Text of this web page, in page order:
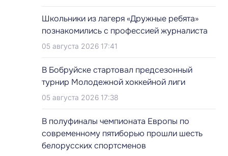
Школьники из лагеря «Дружные ребята»
познакомились с профессией журналиста
05 августа 2026 17:41
В Бобруйске стартовал предсезонный
турнир Молодежной хоккейной лиги
05 августа 2026 17:38
В полуфиналы чемпионата Европы по
современному пятиборью прошли шесть
белорусских спортсменов